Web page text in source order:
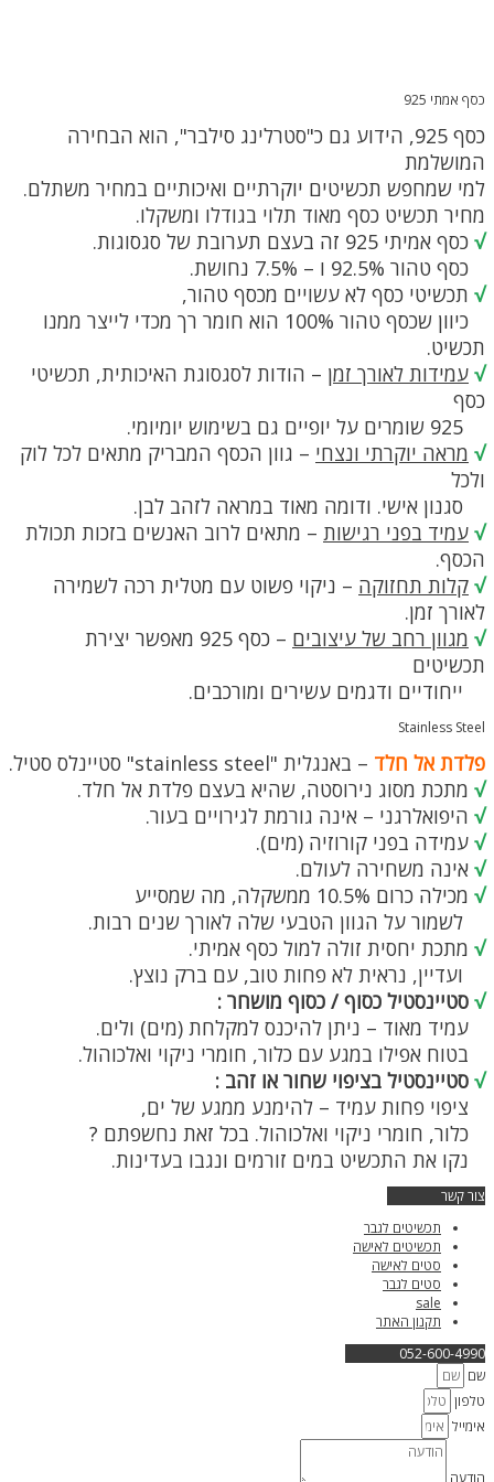
כסף אמתי 925
כסף 925, הידוע גם כ"סטרלינג סילבר", הוא הבחירה
המושלמת
למי שמחפש תכשיטים יוקרתיים ואיכותיים במחיר משתלם.
מחיר תכשיט כסף מאוד תלוי בגודלו ומשקלו.
√ כסף אמיתי 925 זה בעצם תערובת של סגסוגות.
כסף טהור 92.5% ו – 7.5% נחושת.
√ תכשיטי כסף לא עשויים מכסף טהור,
כיוון שכסף טהור 100% הוא חומר רך מכדי לייצר ממנו
תכשיט.
√ עמידות לאורך זמן – הודות לסגסוגת האיכותית, תכשיטי
כסף
√ מראה יוקרתי ונצחי – גוון הכסף המבריק מתאים לכל לוק
ולכל
סגנון אישי. ודומה מאוד במראה לזהב לבן.
√ עמיד בפני רגישות – מתאים לרוב האנשים בזכות תכולת
הכסף.
√ קלות תחזוקה – ניקוי פשוט עם מטלית רכה לשמירה
לאורך זמן.
√ מגוון רחב של עיצובים
– כסף 925 מאפשר יצירת
תכשיטים
ייחודיים ודגמים עשירים ומורכבים.
Stainless Steel
פלדת אל חלד – באנגלית "stainless steel" סטיינלס סטיל.
√ מתכת מסוג נירוסטה, שהיא בעצם פלדת אל חלד.
√ היפואלרגני – אינה גורמת לגירויים בעור.
√ עמידה בפני קורוזיה (מים).
√ אינה משחירה לעולם.
√ מכילה כרום 10.5% ממשקלה, מה שמסייע
לשמור על הגוון הטבעי שלה לאורך שנים רבות.
√ מתכת יחסית זולה למול כסף אמיתי.
ועדיין, נראית לא פחות טוב, עם ברק נוצץ.
√ סטיינסטיל כסוף / כסוף מושחר :
עמיד מאוד – ניתן להיכנס למקלחת (מים) ולים.
בטוח אפילו במגע עם כלור, חומרי ניקוי ואלכוהול.
√ סטיינסטיל בציפוי שחור או זהב :
ציפוי פחות עמיד – להימנע ממגע של ים,
כלור, חומרי ניקוי ואלכוהול. בכל זאת נחשפתם ?
נקו את התכשיט במים זורמים ונגבו בעדינות.
צור קשר
תכשיטים לגבר
תכשיטים לאישה
סטים לאישה
סטים לגבר
sale
תקנון האתר
052-600-4990
שם
טלפון
אימייל